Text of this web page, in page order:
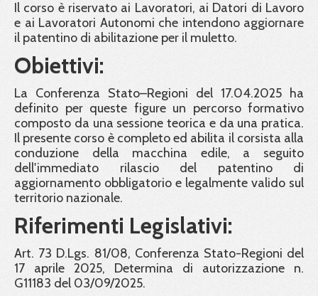
Il corso è riservato ai Lavoratori, ai Datori di Lavoro
e ai Lavoratori Autonomi che intendono aggiornare
il patentino di abilitazione per il muletto.
Obiettivi:
La Conferenza Stato–Regioni del 17.04.2025 ha
definito per queste figure un percorso formativo
composto da una sessione teorica e da una pratica.
Il presente corso è completo ed abilita il corsista alla
conduzione della macchina edile, a seguito
dell'immediato rilascio del patentino di
aggiornamento obbligatorio e legalmente valido sul
territorio nazionale.
Riferimenti Legislativi:
Art. 73 D.Lgs. 81/08, Conferenza Stato-Regioni del
17 aprile 2025, Determina di autorizzazione n.
G11183 del 03/09/2025.